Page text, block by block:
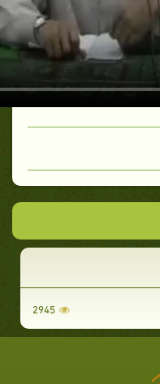
2945